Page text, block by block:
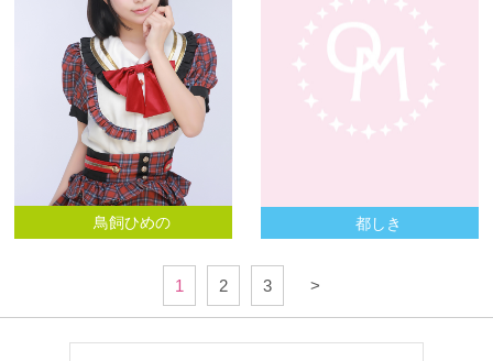
鳥飼ひめの 都しき
1 2 3 >